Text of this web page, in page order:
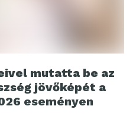
mutatta be az
jövőképét a
eseményen